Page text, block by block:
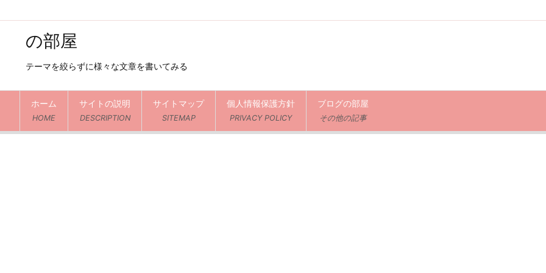
の部屋
テーマを絞らずに様々な文章を書いてみる
ホーム
HOME
サイトの説明
DESCRIPTION
サイトマップ
SITEMAP
個人情報保護方針
PRIVACY POLICY
ブログの部屋
その他の記事